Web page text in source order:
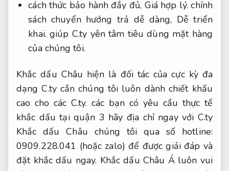
cách thức bảo hành đầy đủ, Giá hợp lý. chính
sách chuyển hướng trả dễ dàng, Dễ triển
khai. giúp C.ty yên tâm tiêu dùng mặt hàng
của chúng tôi.
Khắc dấu Châu hiện là đối tác của cực kỳ đa
dạng C.ty cần chúng tôi luôn dành chiết khấu
cao cho các C.ty. các bạn có yêu cầu thực tế
khắc dấu tại quận 3 hãy địa chỉ ngay với C.ty
Khắc dấu Châu chúng tôi qua số hotline:
0909.228.041 (hoặc zalo) để được giải đáp và
đặt khắc dấu ngay. Khắc dấu Châu Á luôn vui